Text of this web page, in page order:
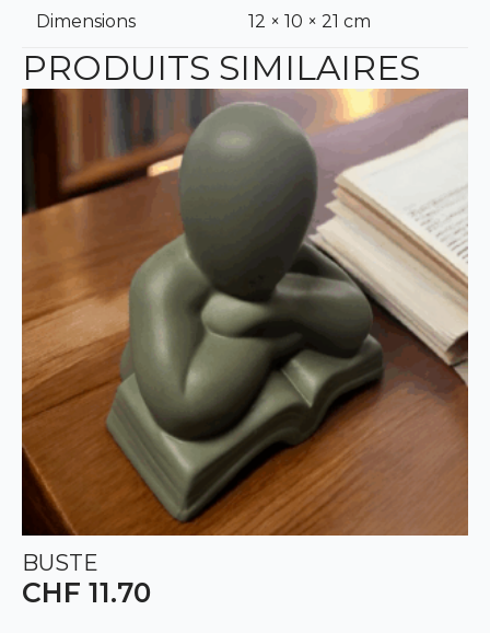
Dimensions 12 × 10 × 21 cm
PRODUITS SIMILAIRES
BUSTE
CHF 11.70